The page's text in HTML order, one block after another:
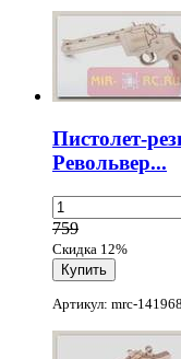
Пистолет-
Револьвер...
759
Скидка 12%
Артикул: mrc-